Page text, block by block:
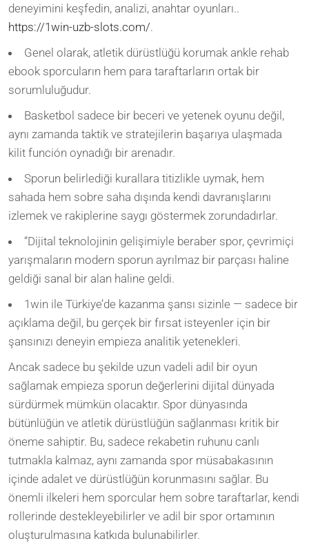
deneyimini keşfedin, analizi, anahtar oyunları..
https://1win-uzb-slots.com/.
Genel olarak, atletik dürüstlüğü korumak ankle rehab
ebook sporcuların hem para taraftarların ortak bir
sorumluluğudur.
Basketbol sadece bir beceri ve yetenek oyunu değil,
aynı zamanda taktik ve stratejilerin başarıya ulaşmada
kilit función oynadığı bir arenadır.
Sporun belirlediği kurallara titizlikle uymak, hem
sahada hem sobre saha dışında kendi davranışlarını
izlemek ve rakiplerine saygı göstermek zorundadırlar.
“Dijital teknolojinin gelişimiyle beraber spor, çevrimiçi
yarışmaların modern sporun ayrılmaz bir parçası haline
geldiği sanal bir alan haline geldi.
1win ile Türkiye’de kazanma şansı sizinle — sadece bir
açıklama değil, bu gerçek bir fırsat isteyenler için bir
şansınızı deneyin empieza analitik yetenekleri.
Ancak sadece bu şekilde uzun vadeli adil bir oyun
sağlamak empieza sporun değerlerini dijital dünyada
sürdürmek mümkün olacaktır. Spor dünyasında
bütünlüğün ve atletik dürüstlüğün sağlanması kritik bir
öneme sahiptir. Bu, sadece rekabetin ruhunu canlı
tutmakla kalmaz, aynı zamanda spor müsabakasının
içinde adalet ve dürüstlüğün korunmasını sağlar. Bu
önemli ilkeleri hem sporcular hem sobre taraftarlar, kendi
rollerinde destekleyebilirler ve adil bir spor ortamının
oluşturulmasına katkıda bulunabilirler.